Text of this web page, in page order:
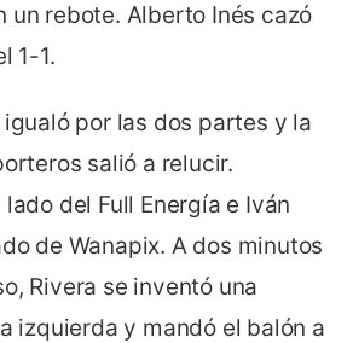
un rebote. Alberto Inés cazó
1-1.
por las dos partes y la
salió a relucir.
del Full Energía e Iván
de Wanapix. A dos minutos
Rivera se inventó una
izquierda y mandó el balón a